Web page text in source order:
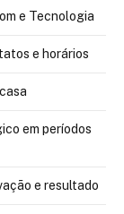
e Tecnologia
e horários
em períodos
e resultado